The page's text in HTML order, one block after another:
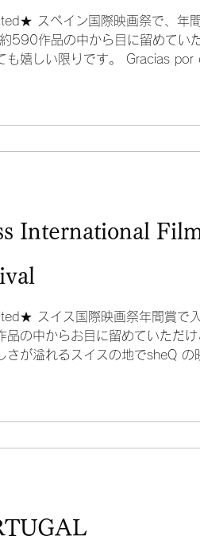
スペイン国際映画祭で、年
590作品の中から目に留めてい
も嬉しい限りです。 Gracias por
International
スイス国際映画祭年間賞で入
品の中からお目に留めていただ
さが溢れるスイスの地でsheQ の